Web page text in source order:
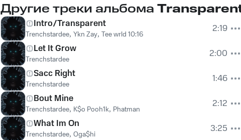
Другие треки альбома
Intro/Transparent
Trenchstardee, Ykn Zay, Tee wrld 10:16
2:19
Let It Grow
Trenchstardee
2:00
Sacc Right
Trenchstardee
1:46
Bout Mine
Trenchstardee, K$o Pooh1k, Phatman
2:12
What Im On
Trenchstardee, Oga$hi 3:25